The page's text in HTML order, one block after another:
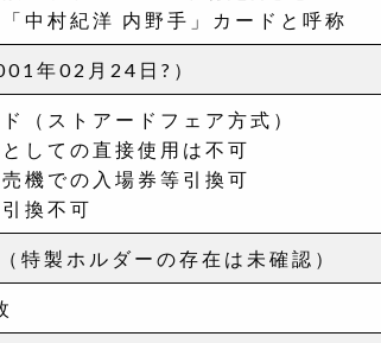
中村紀洋 内野手」カードと呼称
年02月24日?）
（ストアードフェア方式）
しての直接使用は不可
機での入場券等引換可
換不可
特製ホルダーの存在は未確認）